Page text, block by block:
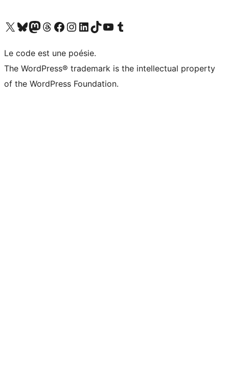
Visit our X (formerly Twitter) account
Visitez notre compte Bluesky
Visit our Mastodon account
Visitez notre compte Threads
Visit our Facebook page
Visit our Instagram account
Visit our LinkedIn account
Visitez notre compte TikTok
Visit our YouTube channel
Visitez notre compte Tumblr
Le code est une poésie.
The WordPress® trademark is the intellectual property
of the WordPress Foundation.